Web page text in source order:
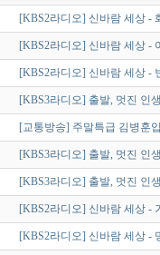
[KBS2라디오] 신바람 세상 -
[KBS2라디오] 신바람 세상 -
[KBS2라디오] 신바람 세상 -
[KBS3라디오] 출발, 멋진 인
[교통방송] 주말특급 김병훈
[KBS3라디오] 출발, 멋진 인
[KBS3라디오] 출발, 멋진 인
[KBS2라디오] 신바람 세상 -
[KBS2라디오] 신바람 세상 -